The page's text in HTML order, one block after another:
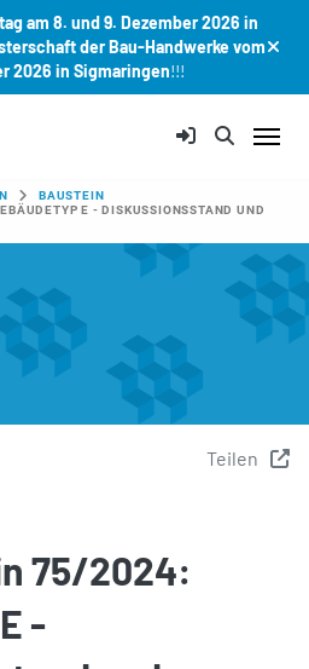
am 8. und 9. Dezember 2026 in
der Bau-Handwerke vom
2026 in Sigmaringen!!!
BAUSTEIN
E - DISKUSSIONSSTAND UND
Teilen
75/2024:
-